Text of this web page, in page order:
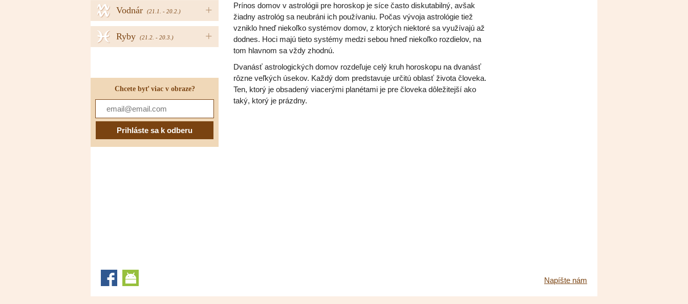
+
Vodnár (21.1. - 20.2.)
k
+
Ryby (21.2. - 20.3.)
l
Chcete byť viac v obraze?
Prínos domov v astrológii pre horoskop je síce často diskutabilný, avšak
žiadny astrológ sa neubráni ich používaniu. Počas vývoja astrológie tiež
vzniklo hneď niekoľko systémov domov, z ktorých niektoré sa využívajú až
dodnes. Hoci majú tieto systémy medzi sebou hneď niekoľko rozdielov, na
tom hlavnom sa vždy zhodnú.
Dvanásť astrologických domov rozdeľuje celý kruh horoskopu na dvanásť
rôzne veľkých úsekov. Každý dom predstavuje určitú oblasť života človeka.
Ten, ktorý je obsadený viacerými planétami je pre človeka dôležitejší ako
taký, ktorý je prázdny.
Napíšte nám